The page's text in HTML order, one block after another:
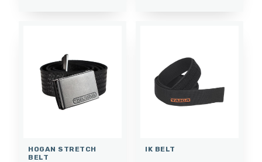
HOGAN STRETCH
BELT
IK BELT